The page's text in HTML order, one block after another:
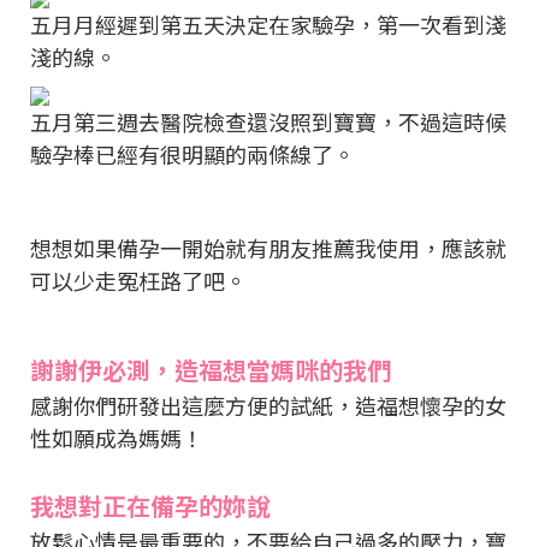
五月月經遲到第五天決定在家驗孕，第一次看到淺
淺的線。
五月第三週去醫院檢查還沒照到寶寶，不過這時候
驗孕棒已經有很明顯的兩條線了。
想想如果備孕一開始就有朋友推薦我使用，應該就
可以少走冤枉路了吧。
謝謝伊必測，造福想當媽咪的我們
感謝你們研發出這麼方便的試紙，造福想懷孕的女
性如願成為媽媽！
我想對正在備孕的妳說